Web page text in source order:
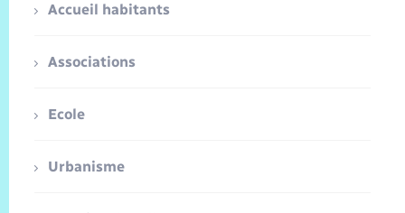
Accueil habitants
Associations
Ecole
Urbanisme